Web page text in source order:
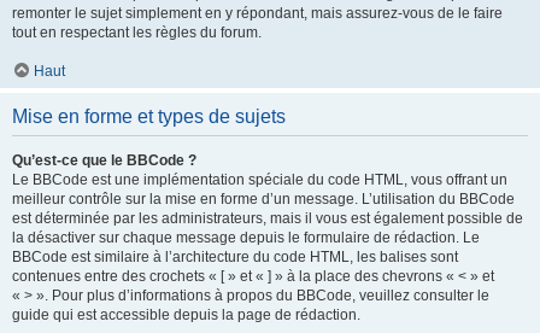
remonter le sujet simplement en y répondant, mais assurez-vous de le faire
tout en respectant les règles du forum.
Haut
Mise en forme et types de sujets
Qu’est-ce que le BBCode ?
Le BBCode est une implémentation spéciale du code HTML, vous offrant un
meilleur contrôle sur la mise en forme d’un message. L’utilisation du BBCode
est déterminée par les administrateurs, mais il vous est également possible de
la désactiver sur chaque message depuis le formulaire de rédaction. Le
BBCode est similaire à l’architecture du code HTML, les balises sont
contenues entre des crochets « [ » et « ] » à la place des chevrons « < » et
« > ». Pour plus d’informations à propos du BBCode, veuillez consulter le
guide qui est accessible depuis la page de rédaction.